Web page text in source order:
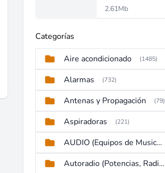
2.61Mb
Categorías
Aire acondicionado (1485)
Alarmas (732)
Antenas y Propagación (79)
Aspiradoras (221)
AUDIO (Equipos de Musica, Amplificadores, Reproductores, Etc)
Autoradio (Potencias, Radios y DVD)